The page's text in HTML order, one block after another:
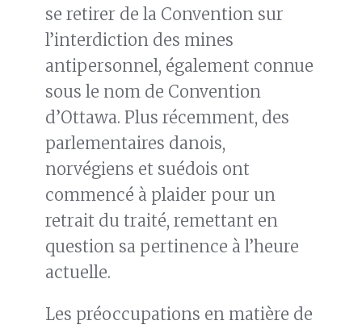
se retirer de la Convention sur
l’interdiction des mines
antipersonnel, également connue
sous le nom de Convention
d’Ottawa. Plus récemment, des
parlementaires danois,
norvégiens et suédois ont
commencé à plaider pour un
retrait du traité, remettant en
question sa pertinence à l’heure
actuelle.
Les préoccupations en matière de